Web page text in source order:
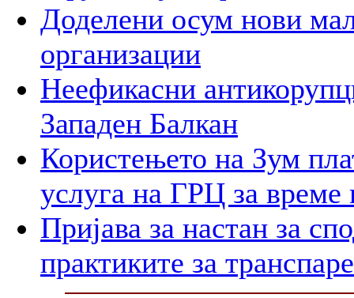
Доделени осум нови
организации
Неефикасни
Западен Балкан
Користењето на Зум
услуга на ГРЦ за време
Пријава за настан за
практиките за